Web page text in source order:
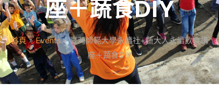
座＋蔬食DIY
首頁»Events»臺灣師範大學永續社+蔬大人永續飲食講
座＋蔬食DIY